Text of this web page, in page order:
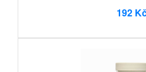
192